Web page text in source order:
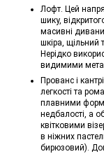
Лофт. Цей
шику,
масивні
шкіра, щільний
Нерідко
видимими
Прованс і
легкості та
плавними
недбалості, а
квітковими
в ніжних
бирюзовий).